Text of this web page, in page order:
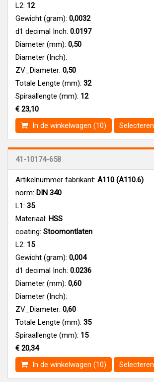
L2: 12
Gewicht (gram): 0,0032
d1 decimal Inch: 0.0197
Diameter (mm): 0,50
Diameter (Inch):
ZV_Diameter: 0,50
Totale Lengte (mm): 32
Spiraallengte (mm): 12
€ 23,10
In de winkelwagen (10)
Selecteren
41-10174-658
Artikelnummer fabrikant: A110 (A110.6)
norm: DIN 340
L1: 35
Materiaal: HSS
coating: Stoomontlaten
L2: 15
Gewicht (gram): 0,004
d1 decimal Inch: 0.0236
Diameter (mm): 0,60
Diameter (Inch):
ZV_Diameter: 0,60
Totale Lengte (mm): 35
Spiraallengte (mm): 15
€ 20,34
In de winkelwagen (10)
Selecteren